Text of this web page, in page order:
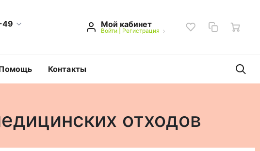
49 Мой кабинет
Войти| Регистрация
Контакты
отходов